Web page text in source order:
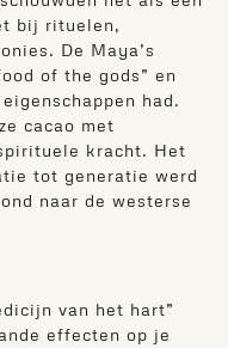
bij rituelen,
De Maya’s
of the gods” en
had.
cacao met
kracht. Het
tot generatie werd
naar de westerse
van het hart”
effecten op je